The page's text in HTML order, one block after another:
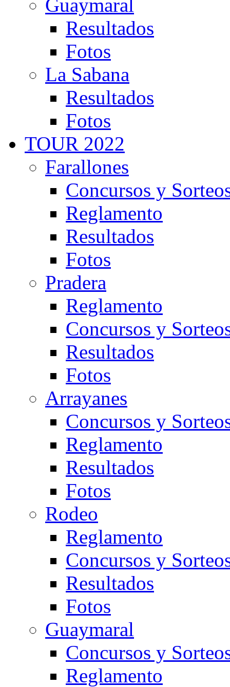
Guaymaral
Resultados
Fotos
La Sabana
Resultados
Fotos
TOUR 2022
Farallones
Concursos y
Reglamento
Resultados
Fotos
Pradera
Reglamento
Concursos y
Resultados
Fotos
Arrayanes
Concursos y
Reglamento
Resultados
Fotos
Rodeo
Reglamento
Concursos y
Resultados
Fotos
Guaymaral
Concursos y
Reglamento